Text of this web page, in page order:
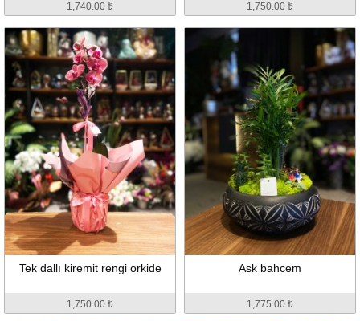
1,740.00 ₺ 1,750.00 ₺
Tek dallı kiremit rengi orkide
1,750.00 ₺
Ask bahcem
1,775.00 ₺